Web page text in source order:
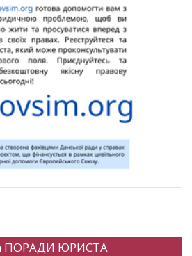
ПОРАДИ ЮРИСТА